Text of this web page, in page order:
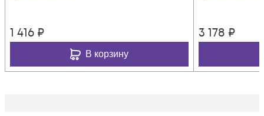
1 416 ₽
В корзину
3 178 ₽